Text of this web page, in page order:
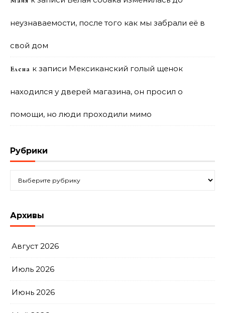
неузнаваемости, после того как мы забрали её в
свой дом
Елена к записи Мексиканский голый щенок
находился у дверей магазина, он просил о
помощи, но люди проходили мимо
Рубрики
Архивы
Август 2026
Июль 2026
Июнь 2026